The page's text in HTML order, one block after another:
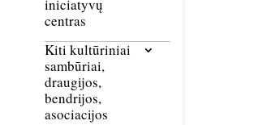
iniciatyvų
centras
Kiti kultūriniai
sambūriai,
draugijos,
bendrijos,
asociacijos